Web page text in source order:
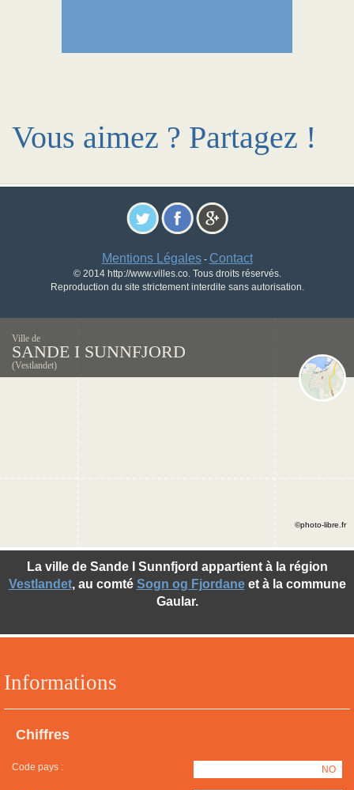
Vous aimez ? Partagez !
Mentions Légales- Contact
© 2014 http://www.villes.co. Tous droits réservés.
Reproduction du site strictement interdite sans autorisation.
Ville de
SANDE I SUNNFJORD
(Vestlandet)
Informations
Chiffres
Code pays : NO
La ville de Sande I Sunnfjord appartient à la région
Vestlandet, au comté Sogn og Fjordaneet à la commune
Gaular.
©photo-libre.fr